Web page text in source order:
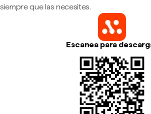
siempre que las necesites.
Escanea para